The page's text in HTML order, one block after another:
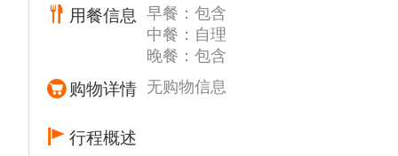
约热内卢的一处著名地标，连接拉帕
（Lapa）和圣特雷莎（Santa Teresa）两个街
区。这段楼梯共有215级，约125米，由智利
艺术家乔治·塞勒隆（Jorge Selarón）于1990
年开始改造，直至2013年去世。
用餐信息
早餐：包含
中餐：自理
晚餐：包含
购物详情 无购物信息
行程概述